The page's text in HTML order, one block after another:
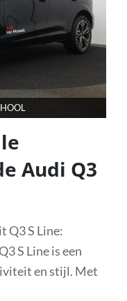
Audi Q3
Q3 S Line:
S Line is een
en stijl. Met